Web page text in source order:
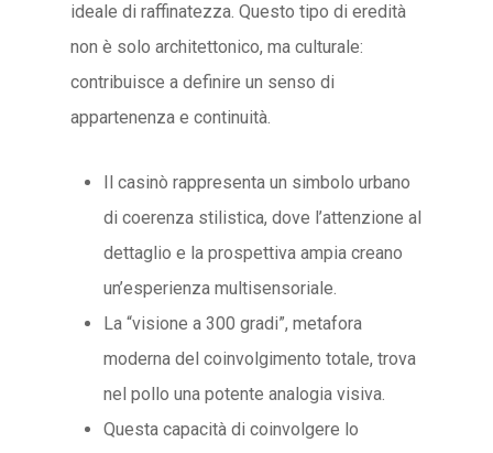
ideale di raffinatezza. Questo tipo di eredità
non è solo architettonico, ma culturale:
contribuisce a definire un senso di
appartenenza e continuità.
Il casinò rappresenta un simbolo urbano
di coerenza stilistica, dove l’attenzione al
dettaglio e la prospettiva ampia creano
un’esperienza multisensoriale.
La “visione a 300 gradi”, metafora
moderna del coinvolgimento totale, trova
nel pollo una potente analogia visiva.
Questa capacità di coinvolgere lo